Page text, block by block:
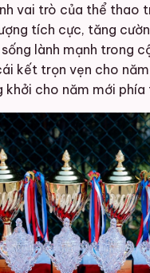
vai trò của thể thao
tích cực, tăng
lành mạnh trong
kết trọn vẹn cho
khởi cho năm mới phía